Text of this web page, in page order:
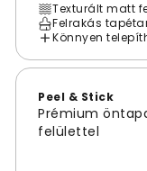
Texturált matt
Felrakás
Könnyen
Peel & Stick
Prémium
felülettel